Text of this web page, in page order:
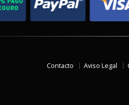
Contacto Aviso Legal